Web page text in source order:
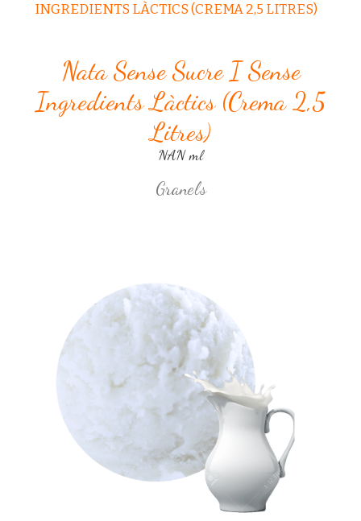
INGREDIENTS LÀCTICS (CREMA 2,5 LITRES)
Nata Sense Sucre I Sense
Ingredients Làctics (crema 2,5
Litres)
NAN ml
Granels